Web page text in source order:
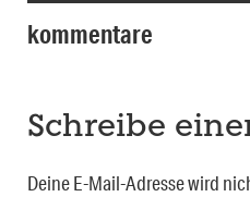
kommentare
Schreibe
Deine E-Mail-Adresse wird